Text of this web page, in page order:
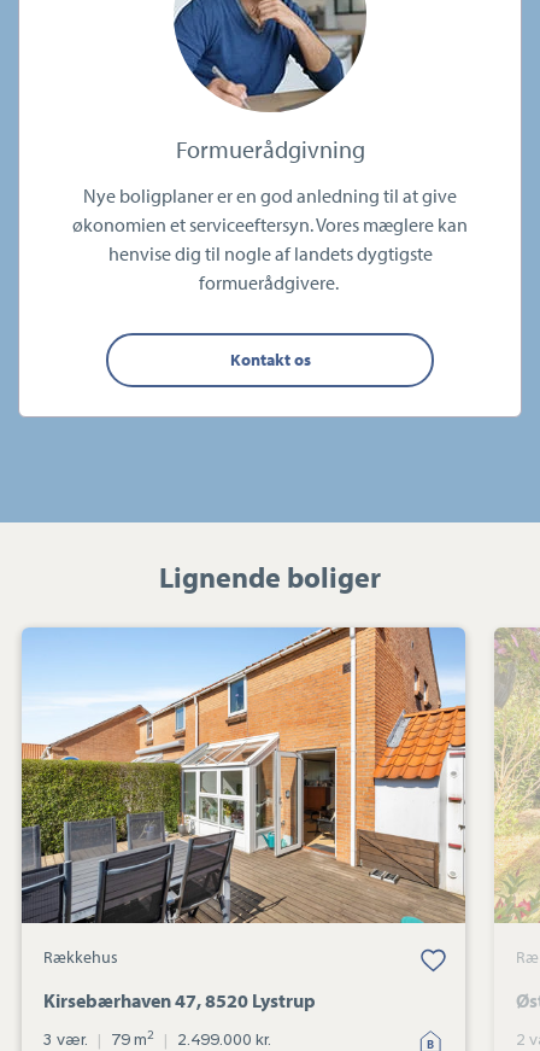
Formuerådgivning
Nye boligplaner er en god anledning til at give
økonomien et serviceeftersyn. Vores mæglere kan
henvise dig til nogle af landets dygtigste
formuerådgivere.
Kontakt os
Lignende boliger
Rækkehus:
Kirsebærhaven
47,
8520
Lystrup
Rækkehus
Kirsebærhaven 47, 8520 Lystrup
3 vær. | 79 m2 | 2.499.000 kr. 2